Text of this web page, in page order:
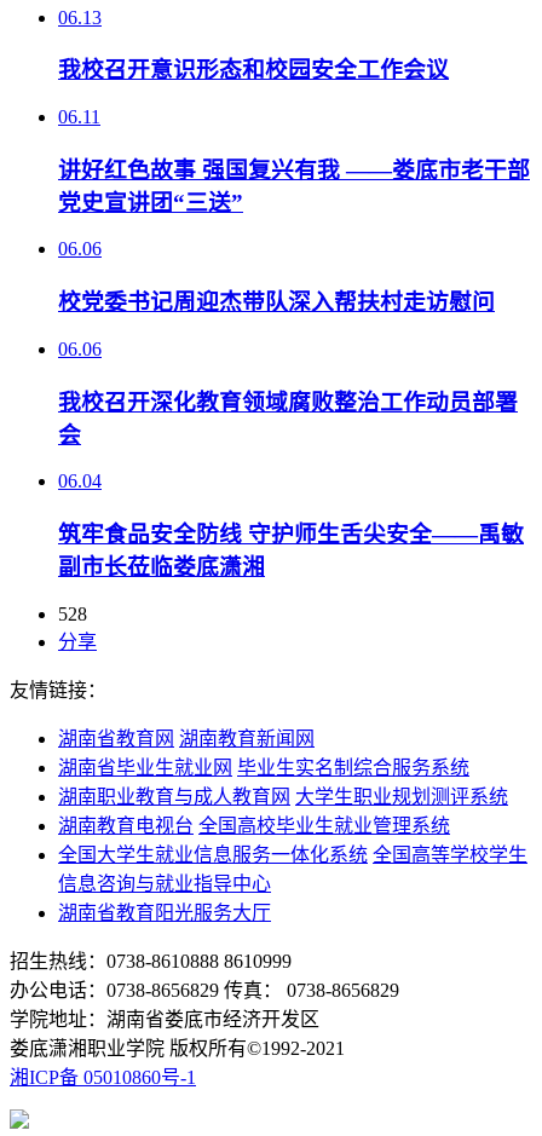
06.13
我校召开意识形态和校园安全工作会议
06.11
讲好红色故事 强国复兴有我 ——娄底市老干部
党史宣讲团“三送”
06.06
校党委书记周迎杰带队深入帮扶村走访慰问
06.06
我校召开深化教育领域腐败整治工作动员部署
会
06.04
筑牢食品安全防线 守护师生舌尖安全——禹敏
副市长莅临娄底潇湘
528
分享
友情链接：
湖南省教育网 湖南教育新闻网
湖南省毕业生就业网 毕业生实名制综合服务系统
湖南职业教育与成人教育网 大学生职业规划测评系统
湖南教育电视台 全国高校毕业生就业管理系统
全国大学生就业信息服务一体化系统 全国高等学校学生
信息咨询与就业指导中心
湖南省教育阳光服务大厅
招生热线：0738-8610888 8610999
办公电话：0738-8656829 传真： 0738-8656829
学院地址：湖南省娄底市经济开发区
娄底潇湘职业学院 版权所有©1992-2021
湘ICP备 05010860号-1